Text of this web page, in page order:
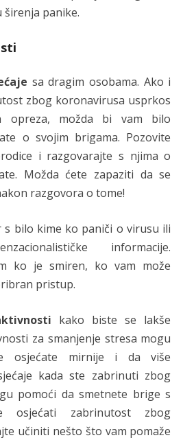
širenja panike.
sa dragim osobama. Ako i
zbog koronavirusa usprkos
opreza, možda bi vam bilo
o svojim brigama. Pozovite
i razgovarajte s njima o
Možda ćete zapaziti da se
razgovora o tome!
s bilo kime ko paniči o virusu ili
informacije.
ko je smiren, ko vam može
pristup.
kako biste se lakše
za smanjenje stresa mogu
osjećate mirnije i da više
kada ste zabrinuti zbog
pomoći da smetnete brige s
osjećati zabrinutost zbog
učiniti nešto što vam pomaže